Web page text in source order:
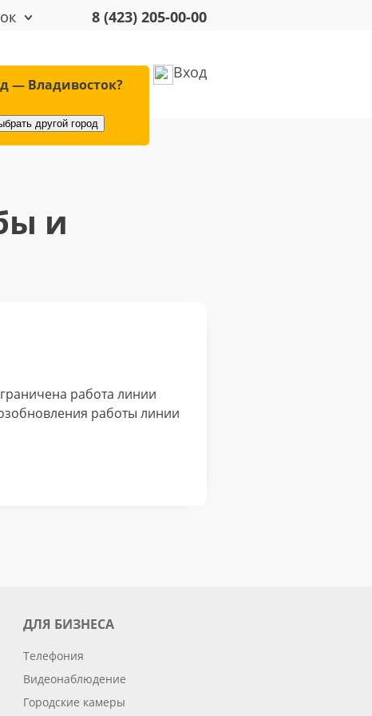
— Владивосток?
другой город
8 (423) 205-00-00
Вход
и
работа линии
работы линии
ДЛЯ БИЗНЕСА
Телефония
Видеонаблюдение
Городские камеры